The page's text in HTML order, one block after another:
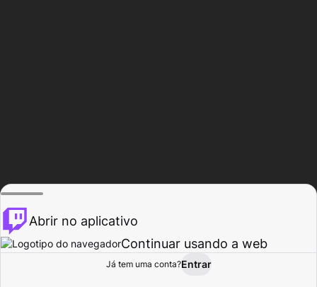
Procurar Atividade
Abrir no aplicativo
Continuar usando a web
Já tem uma conta?Entrar